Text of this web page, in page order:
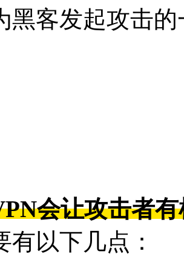
黑客发起攻击
会让攻击者
有以下几点：